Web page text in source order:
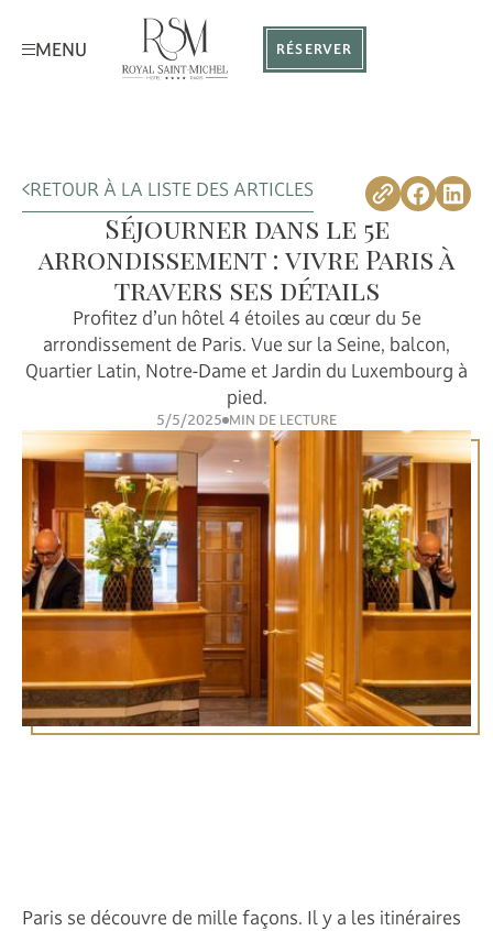
MENU RÉSERVER
RETOUR À LA LISTE DES ARTICLES
Séjourner dans le 5e
arrondissement : vivre Paris à
travers ses détails
Profitez d’un hôtel 4 étoiles au cœur du 5e
arrondissement de Paris. Vue sur la Seine, balcon,
Quartier Latin, Notre-Dame et Jardin du Luxembourg à
pied.
5/5/2025 MIN DE LECTURE
Paris se découvre de mille façons. Il y a les itinéraires